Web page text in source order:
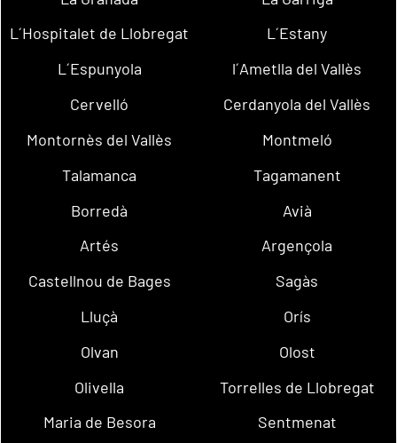
L´Hospitalet de Llobregat
L´Estany
L´Espunyola
l´Ametlla del Vallès
Cervelló
Cerdanyola del Vallès
Montornès del Vallès
Montmeló
Talamanca
Tagamanent
Borredà
Avià
Artés
Argençola
Castellnou de Bages
Sagàs
Lluçà
Orís
Olvan
Olost
Olivella
Torrelles de Llobregat
Maria de Besora
Sentmenat